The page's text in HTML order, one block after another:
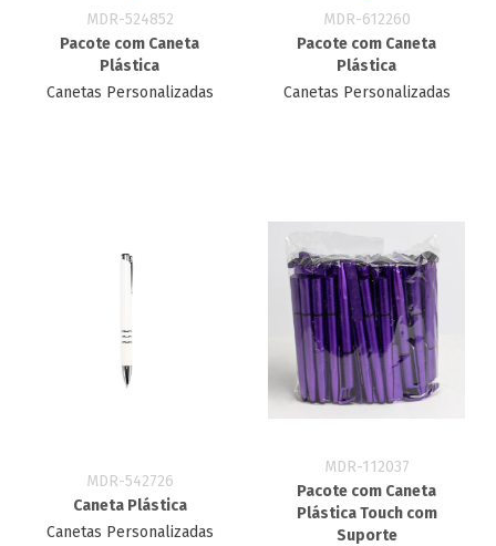
MDR-524852
Pacote com Caneta
Plástica
Canetas Personalizadas
MDR-612260
Pacote com Caneta
Plástica
Canetas Personalizadas
MDR-542726
Caneta Plástica
Canetas Personalizadas
MDR-112037
Pacote com Caneta
Plástica Touch com
Suporte